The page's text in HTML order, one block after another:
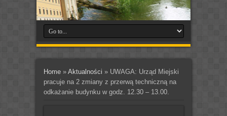
Home» Aktualności » UWAGA: Urząd Miejski
pracuje na 2 zmiany z przerwą techniczną na
odkażanie budynku w godz. 12.30 – 13.00.